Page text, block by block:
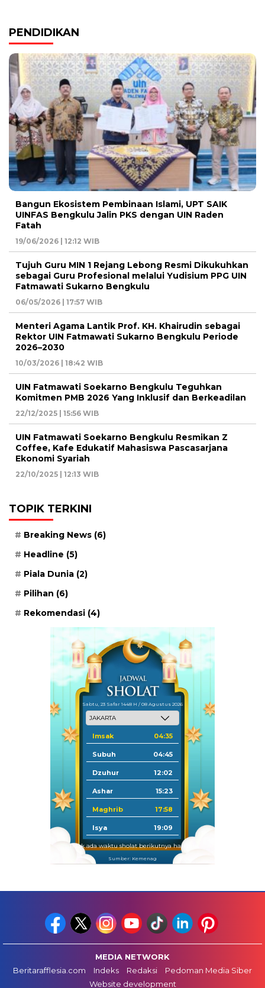
PENDIDIKAN
Bangun Ekosistem Pembinaan Islami, UPT SAIK
UINFAS Bengkulu Jalin PKS dengan UIN Raden
Fatah
19/06/2026 | 12:12 WIB
Tujuh Guru MIN 1 Rejang Lebong Resmi Dikukuhkan
sebagai Guru Profesional melalui Yudisium PPG UIN
Fatmawati Sukarno Bengkulu
06/05/2026 | 17:57 WIB
Menteri Agama Lantik Prof. KH. Khairudin sebagai
Rektor UIN Fatmawati Sukarno Bengkulu Periode
2026–2030
10/03/2026 | 18:42 WIB
UIN Fatmawati Soekarno Bengkulu Teguhkan
Komitmen PMB 2026 Yang Inklusif dan Berkeadilan
22/12/2025 | 15:56 WIB
UIN Fatmawati Soekarno Bengkulu Resmikan Z
Coffee, Kafe Edukatif Mahasiswa Pascasarjana
Ekonomi Syariah
22/10/2025 | 12:13 WIB
TOPIK TERKINI
Breaking News (6)
Headline (5)
Piala Dunia (2)
Pilihan (6)
Rekomendasi (4)
Sabtu, 23 Safar 1448 H / 08 Agustus 2026
Imsak 04:35
Subuh 04:45
Dzuhur 12:02
Ashar 15:23
Maghrib 17:58
Isya 19:09
Tidak ada waktu sholat berikutnya hari ini.
Sumber: Kemenag
MEDIA NETWORK
Beritarafflesia.com
Indeks Redaksi
Pedoman Media Siber
Website development